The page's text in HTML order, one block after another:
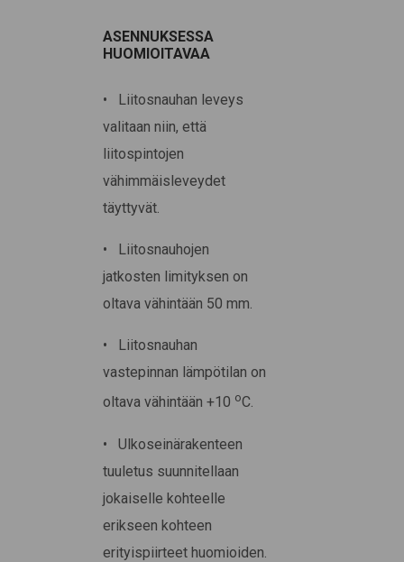
ASENNUKSESSA
HUOMIOITAVAA
• Liitosnauhan leveys
valitaan niin, että
liitospintojen
vähimmäisleveydet
täyttyvät.
• Liitosnauhojen
jatkosten limityksen on
oltava vähintään 50 mm.
• Liitosnauhan
vastepinnan lämpötilan on
oltava vähintään +10 oC.
• Ulkoseinärakenteen
tuuletus suunnitellaan
jokaiselle kohteelle
erikseen kohteen
erityispiirteet huomioiden.